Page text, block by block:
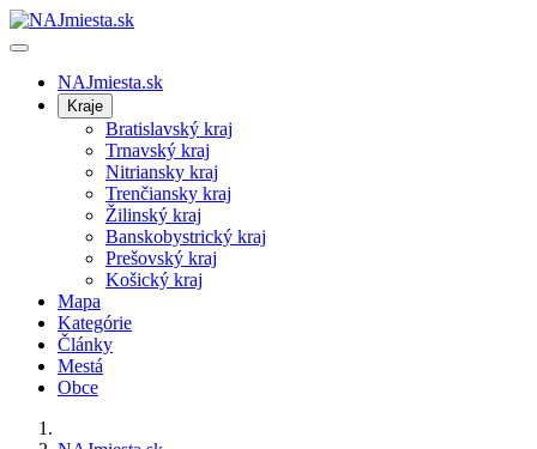
NAJmiesta.sk
Kraje
Bratislavský kraj
Trnavský kraj
Nitriansky kraj
Trenčiansky kraj
Žilinský kraj
Banskobystrický kraj
Prešovský kraj
Košický kraj
Mapa
Kategórie
Články
Mestá
Obce